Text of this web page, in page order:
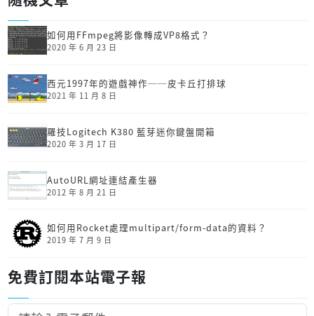
如何用FFmpeg將影像轉成VP8格式？
2020 年 6 月 23 日
西元1997年的遊戲神作──皮卡丘打排球
2021 年 11 月 8 日
羅技Logitech K380 藍芽迷你鍵盤開箱
2020 年 3 月 17 日
AutoURL網址連結產生器
2012 年 8 月 21 日
如何用Rocket處理multipart/form-data的資料？
2019 年 7 月 9 日
免費訂閱本站電子報